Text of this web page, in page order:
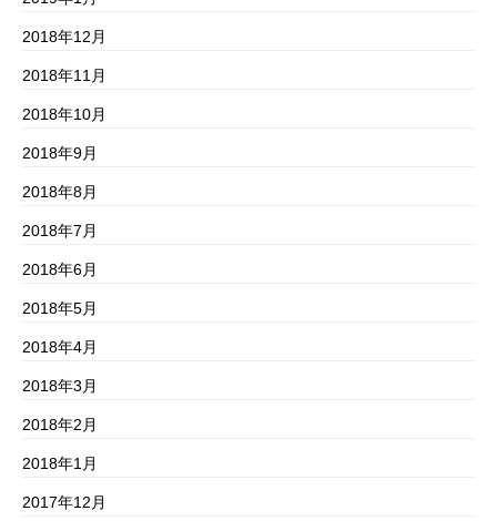
2018年12月
2018年11月
2018年10月
2018年9月
2018年8月
2018年7月
2018年6月
2018年5月
2018年4月
2018年3月
2018年2月
2018年1月
2017年12月